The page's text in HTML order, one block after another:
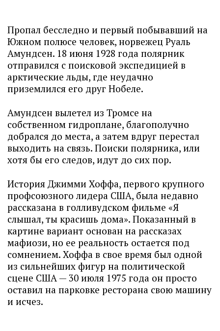
Пропал бесследно и первый побывавший на
Южном полюсе человек, норвежец Руаль
Амундсен. 18 июня 1928 года полярник
отправился с поисковой экспедицией в
арктические льды, где неудачно
приземлился его друг Нобеле.
Амундсен вылетел из Тромсе на
собственном гидроплане, благополучно
добрался до места, а затем вдруг перестал
выходить на связь. Поиски полярника, или
хотя бы его следов, идут до сих пор.
История Джимми Хоффа, первого крупного
профсоюзного лидера США, была недавно
рассказана в голливудском фильме «Я
слышал, ты красишь дома». Показанный в
картине вариант основан на рассказах
мафиози, но ее реальность остается под
сомнением. Хоффа в свое время был одной
из сильнейших фигур на политической
сцене США — 30 июля 1975 года он просто
оставил на парковке ресторана свою машину
и исчез.